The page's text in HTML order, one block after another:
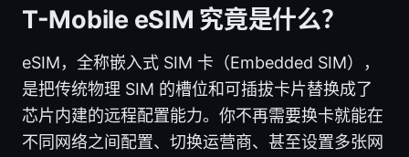
T-Mobile eSIM 究竟是什么？
eSIM，全称嵌入式 SIM 卡（Embedded SIM），
是把传统物理 SIM 的槽位和可插拔卡片替换成了
芯片内建的远程配置能力。你不再需要换卡就能在
不同网络之间配置、切换运营商、甚至设置多张网